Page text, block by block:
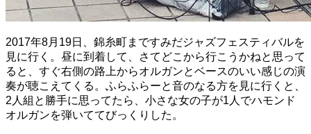
2017年8月19日、錦糸町まですみだジャズフェスティバルを
見に行く。昼に到着して、さてどこから行こうかねと思って
ると、すぐ右側の路上からオルガンとベースのいい感じの演
奏が聴こえてくる。ふらふらーと音のなる方を見に行くと、
2人組と勝手に思ってたら、小さな女の子が1人でハモンド
オルガンを弾いててびっくりした。